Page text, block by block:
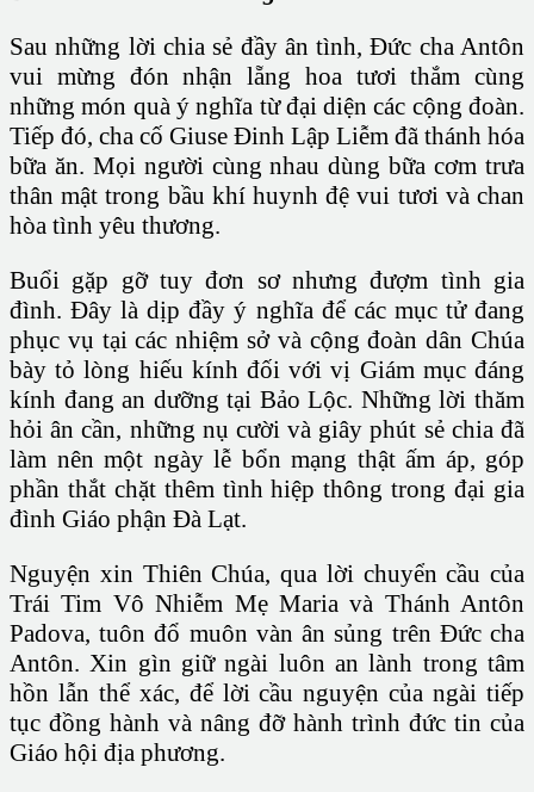
Sau những lời chia sẻ đầy ân tình, Đức cha Antôn
vui mừng đón nhận lẵng hoa tươi thắm cùng
những món quà ý nghĩa từ đại diện các cộng đoàn.
Tiếp đó, cha cố Giuse Đinh Lập Liễm đã thánh hóa
bữa ăn. Mọi người cùng nhau dùng bữa cơm trưa
thân mật trong bầu khí huynh đệ vui tươi và chan
hòa tình yêu thương.
Buổi gặp gỡ tuy đơn sơ nhưng đượm tình gia
đình. Đây là dịp đầy ý nghĩa để các mục tử đang
phục vụ tại các nhiệm sở và cộng đoàn dân Chúa
bày tỏ lòng hiếu kính đối với vị Giám mục đáng
kính đang an dưỡng tại Bảo Lộc. Những lời thăm
hỏi ân cần, những nụ cười và giây phút sẻ chia đã
làm nên một ngày lễ bổn mạng thật ấm áp, góp
phần thắt chặt thêm tình hiệp thông trong đại gia
đình Giáo phận Đà Lạt.
Nguyện xin Thiên Chúa, qua lời chuyển cầu của
Trái Tim Vô Nhiễm Mẹ Maria và Thánh Antôn
Padova, tuôn đổ muôn vàn ân sủng trên Đức cha
Antôn. Xin gìn giữ ngài luôn an lành trong tâm
hồn lẫn thể xác, để lời cầu nguyện của ngài tiếp
tục đồng hành và nâng đỡ hành trình đức tin của
Giáo hội địa phương.